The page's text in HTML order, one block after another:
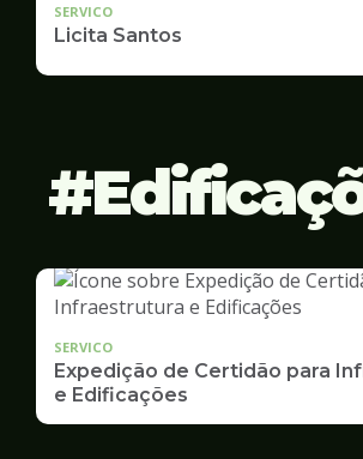
SERVICO
Licita Santos
SERVICO
Expedição de Certidão para
e Edificações